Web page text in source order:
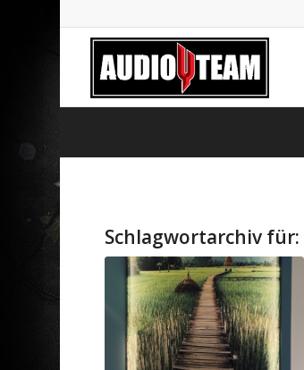
Schlagwortarchiv für: